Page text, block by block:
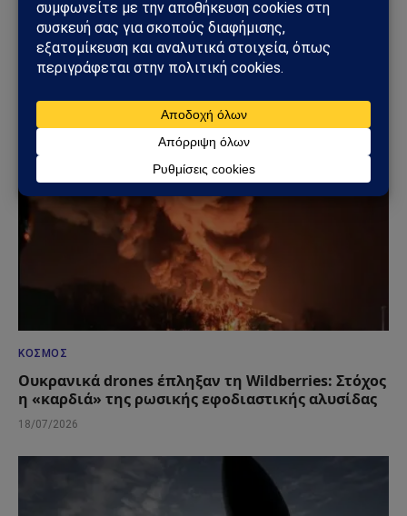
ΗΠΑ – Ιράν: Οι Χούθι ανοίγουν νέο μέτωπο στη
Μέση Ανατολή – Η Σαουδική Αραβία στο
επίκεντρο των επιθέσεων
ΚΌΣΜΟΣ
Ουκρανικά drones έπληξαν τη Wildberries: Στόχος
η «καρδιά» της ρωσικής εφοδιαστικής αλυσίδας
18/07/2026